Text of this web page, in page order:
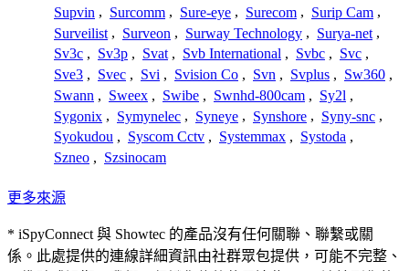
Supvin , Surcomm , Sure-eye , Surecom , Surip Cam ,
Surveilist , Surveon , Surway Technology , Surya-net ,
Sv3c , Sv3p , Svat , Svb International , Svbc , Svc ,
Sve3 , Svec , Svi , Svision Co , Svn , Svplus , Sw360 ,
Swann , Sweex , Swibe , Swnhd-800cam , Sy2l ,
Sygonix , Symynelec , Syneye , Synshore , Syny-snc ,
Syokudou , Syscom Cctv , Systemmax , Systoda ,
Szneo , Szsinocam
更多來源
* iSpyConnect 與 Showtec 的產品沒有任何關聯、聯繫或關
係。此處提供的連線詳細資訊由社群眾包提供，可能不完整、